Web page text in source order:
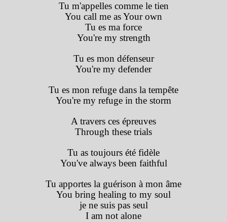
Tu m'appelles comme le tien
You call me as Your own
Tu es ma force
You're my strength
Tu es mon défenseur
You're my defender
Tu es mon refuge dans la tempête
You're my refuge in the storm
A travers ces épreuves
Through these trials
Tu as toujours été fidèle
You've always been faithful
Tu apportes la guérison à mon âme
You bring healing to my soul
je ne suis pas seul
I am not alone